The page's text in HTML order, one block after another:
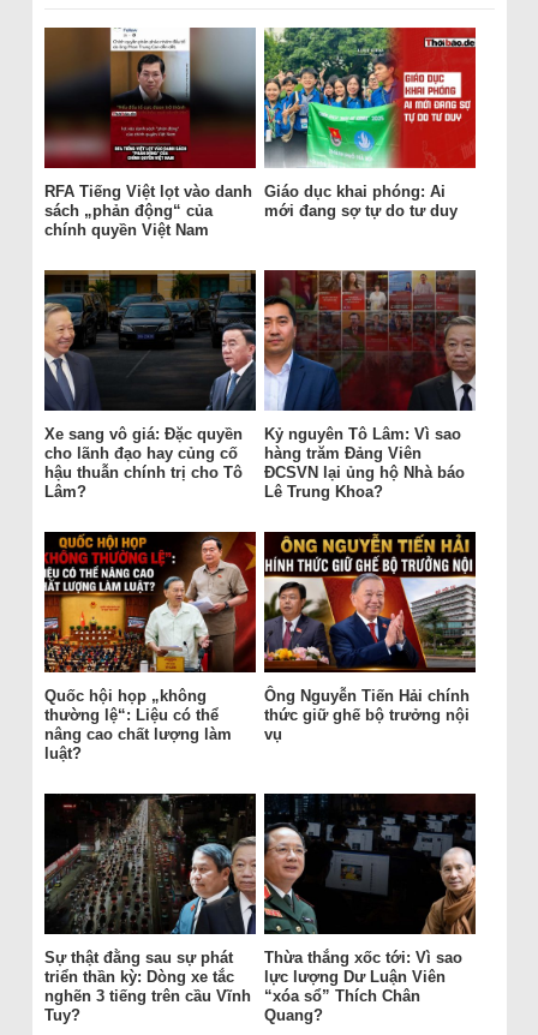
RFA Tiếng Việt lọt vào danh
sách „phản động“ của
chính quyền Việt Nam
Giáo dục khai phóng: Ai
mới đang sợ tự do tư duy
Xe sang vô giá: Đặc quyền
cho lãnh đạo hay củng cố
hậu thuẫn chính trị cho Tô
Lâm?
Kỷ nguyên Tô Lâm: Vì sao
hàng trăm Đảng Viên
ĐCSVN lại ủng hộ Nhà báo
Lê Trung Khoa?
Quốc hội họp „không
thường lệ“: Liệu có thể
nâng cao chất lượng làm
luật?
Ông Nguyễn Tiến Hải chính
thức giữ ghế bộ trưởng nội
vụ
Sự thật đằng sau sự phát
triển thần kỳ: Dòng xe tắc
nghẽn 3 tiếng trên cầu Vĩnh
Tuy?
Thừa thắng xốc tới: Vì sao
lực lượng Dư Luận Viên
“xóa sổ” Thích Chân
Quang?